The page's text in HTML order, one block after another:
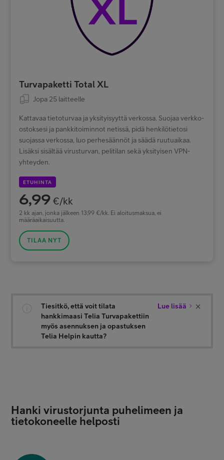
Turvapaketti Total XL
Jopa 25 laitteelle
Kattavaa tietoturvaa ja yksityisyyttä verkossa. Suojaa verkko-
ostoksesi ja pankkitoiminnot netissä, pidä henkilötietosi
suojassa verkossa, luo perhesäännöt ja säädä ruutuaikaa.
Lisäksi sisältää virusturvan, pelitilan sekä yksityisen VPN-
yhteyden.
ETUHINTA
6,99 €/kk
2 kk ajan, jonka jälkeen 13,99 €/kk. Ei aloitusmaksua, ei
määräaikaisuutta.
TILAA NYT
Tiesitkö, että voit tilata
hankkimaasi Telia Turvapakettiin
myös asennuksen ja opastuksen
Telia Helpin kautta?
Lue lisää
Hanki virustorjunta puhelimeen ja
tietokoneelle helposti